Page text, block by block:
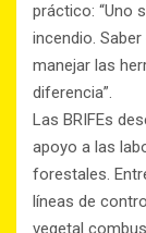
práctico: “Uno
incendio.
manejar las
diferencia”.
Las BRIFEs
apoyo a las
forestales.
líneas de
vegetal